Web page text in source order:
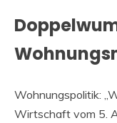
Wohnungspolitik:
Wirtschaft vom 5.